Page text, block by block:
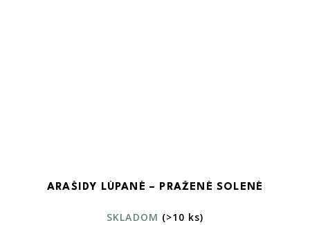
ARAŠIDY LÚPANÉ – PRAŽENÉ SOLENÉ
SKLADOM (>10 ks)